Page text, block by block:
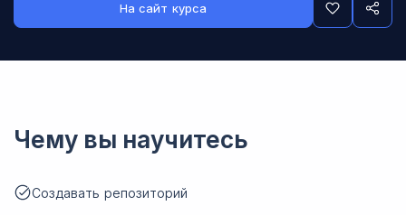
На сайт курса
Чему вы научитесь
Создавать репозиторий